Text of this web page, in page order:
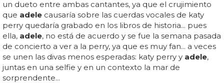
un dueto entre ambas cantantes, ya que el crujimiento
que adele causaría sobre las cuerdas vocales de katy
perry quedaría grabado en los libros de historia... pues
ella, adele, no está de acuerdo y se fue la semana pasada
de concierto a ver a la perry, ya que es muy fan... a veces
se unen las divas menos esperadas: katy perry y adele,
juntas en una selfie y en un contexto la mar de
sorprendente...